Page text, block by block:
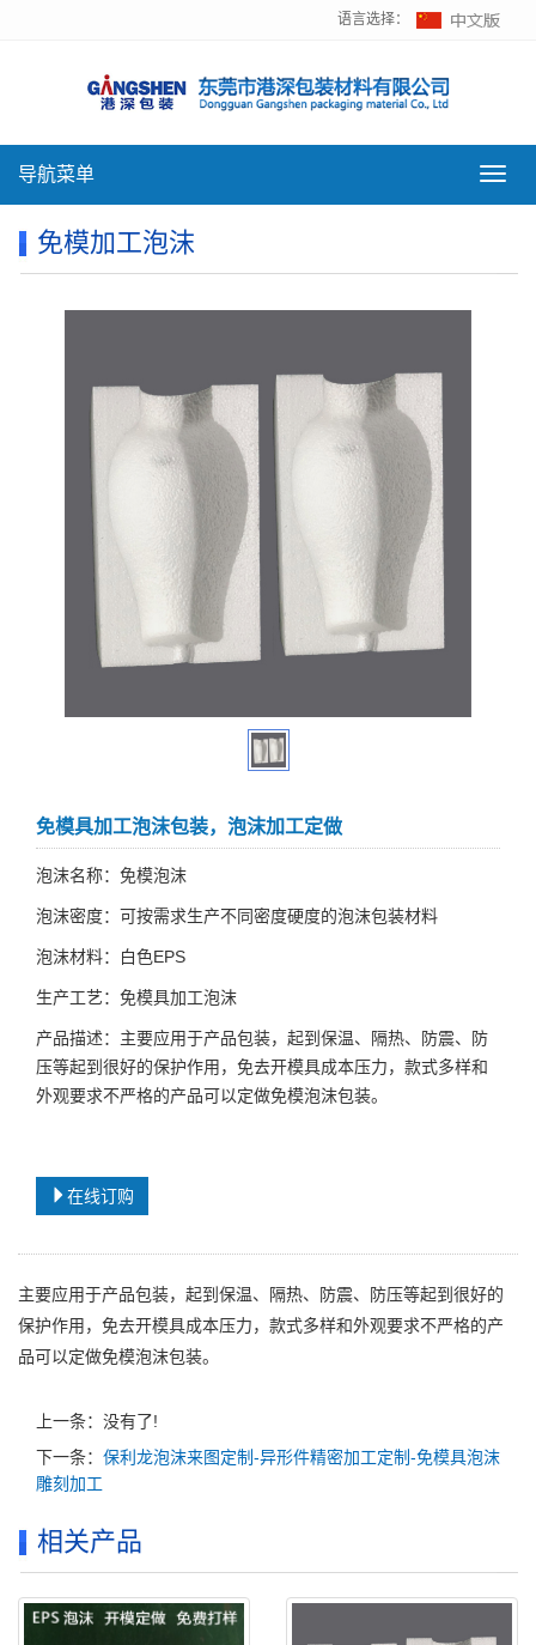
语言选择：
导
导航菜单
免模加工泡沫
免模具加工泡沫包装，泡沫加工定做
泡沫名称：免模泡沫
泡沫密度：可按需求生产不同密度硬度的泡沫包装材料
泡沫材料：白色EPS
生产工艺：免模具加工泡沫
产品描述：主要应用于产品包装，起到保温、隔热、防震、防
压等起到很好的保护作用，免去开模具成本压力，款式多样和
外观要求不严格的产品可以定做免模泡沫包装。
在线订购
主要应用于产品包装，起到保温、隔热、防震、防压等起到很好的
保护作用，免去开模具成本压力，款式多样和外观要求不严格的产
品可以定做免模泡沫包装。
上一条：没有了!
下一条： 保利龙泡沫来图定制-异形件精密加工定制-免模具泡沫
雕刻加工
相关产品